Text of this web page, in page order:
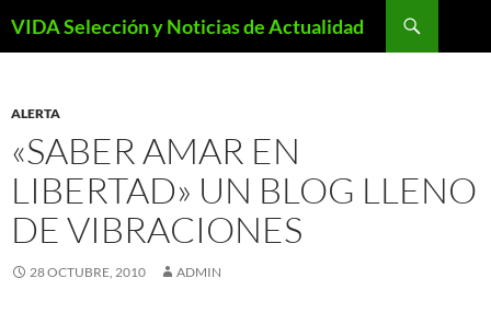
VIDA Selección y Noticias de Actualidad
ALERTA
«SABER AMAR EN
LIBERTAD» UN BLOG LLENO
DE VIBRACIONES
28 OCTUBRE, 2010 ADMIN